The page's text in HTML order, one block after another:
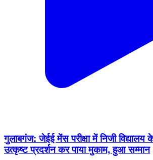
गुलाबगंज: जेईई मेंस परीक्षा में निजी
उत्कृष्ट प्रदर्शन कर पाया मुकाम, हुआ सम्मान